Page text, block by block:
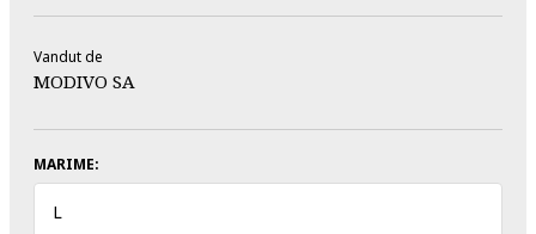
Vandut de
MODIVO SA
MARIME:
L